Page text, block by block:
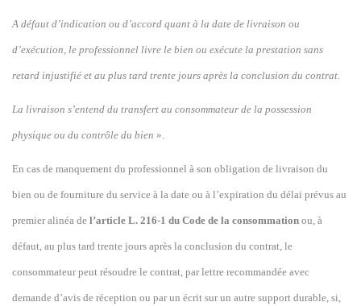
A défaut d’indication ou d’accord quant à la date de livraison ou
d’exécution, le professionnel livre le bien ou exécute la prestation sans
retard injustifié et au plus tard trente jours après la conclusion du contrat.
La livraison s’entend du transfert au consommateur de la possession
physique ou du contrôle du bien ».
En cas de manquement du professionnel à son obligation de livraison du
bien ou de fourniture du service à la date ou à l’expiration du délai prévus au
premier alinéa de l’article L. 216-1 du Code de la consommation ou, à
défaut, au plus tard trente jours après la conclusion du contrat, le
consommateur peut résoudre le contrat, par lettre recommandée avec
demande d’avis de réception ou par un écrit sur un autre support durable, si,